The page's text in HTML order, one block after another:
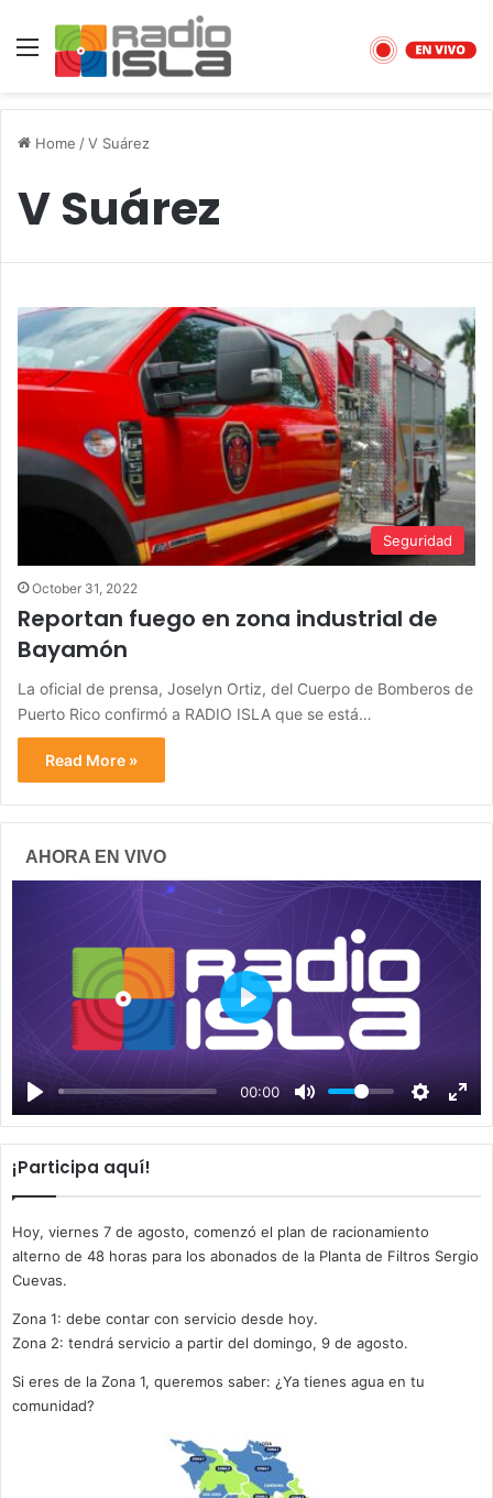
Menu
Home /V Suárez
V Suárez
Seguridad
October 31, 2022
Reportan fuego en zona industrial de
Bayamón
La oficial de prensa, Joselyn Ortiz, del Cuerpo de Bomberos de
Puerto Rico confirmó a RADIO ISLA que se está…
Read More »
AHORA EN VIVO
00:00
P
a
y
¡Participa aquí!
Hoy, viernes 7 de agosto, comenzó el plan de racionamiento
alterno de 48 horas para los abonados de la Planta de Filtros Sergio
Cuevas.
Zona 1: debe contar con servicio desde hoy.
Zona 2: tendrá servicio a partir del domingo, 9 de agosto.
Si eres de la Zona 1, queremos saber: ¿Ya tienes agua en tu
comunidad?